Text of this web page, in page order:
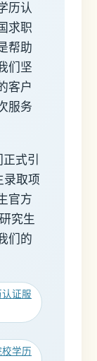
历认
求职
帮助
们坚
客户
服务
式引
录取项
官方
究生
们的
证服
学历